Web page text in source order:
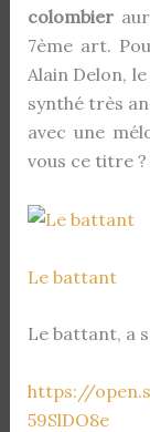
colombier
7ème art.
Alain Delon,
synthé très
avec une
vous ce titre ?
Le battant
Le battant, a
https://
59SlDO8e